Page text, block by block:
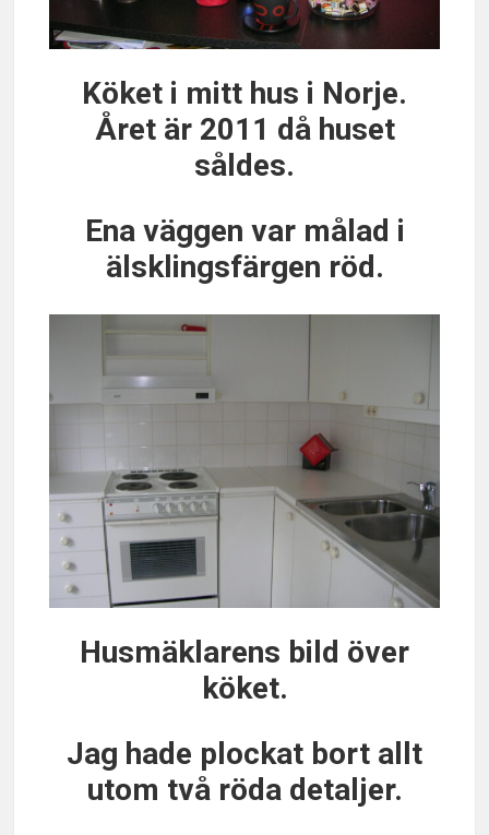
Köket i mitt hus i Norje.
Året är 2011 då huset
såldes.
Ena väggen var målad i
älsklingsfärgen röd.
Husmäklarens bild över
köket.
Jag hade plockat bort allt
utom två röda detaljer.